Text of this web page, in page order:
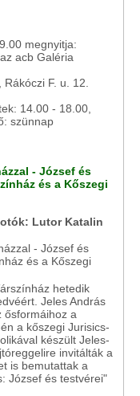
megnyitja:
acb Galéria
F. u. 12.
14.00 - 18.00,
szünnap
- József és
és a Kőszegi
Lutor Katalin
hetedik
Jeles András
ősformáihoz a
a kőszegi Jurisics-
készült Jeles-
invitálták a
is bemutattak a
József és testvérei"